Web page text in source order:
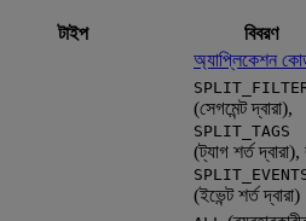
টাইপ বিবরণ
অ্যাপ্লিকেশন
(সেগমেন্ট দ্বারা),
SPLIT_TAGS
(ট্যাগ শর্ত দ্বারা),
(ইভেন্ট শর্ত